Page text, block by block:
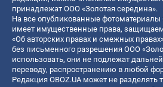
принадлежат ООО «Золотая середина».
На все опубликованные фотоматериалы
имеет имущественные права,
«Об авторских правах и смежных
без письменного разрешения ООО
использовать, они не подлежат
переводу, распространению в любой
Редакция OBOZ.UA может не разделять